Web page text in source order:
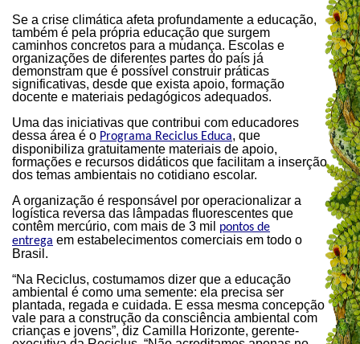
Se a crise climática afeta profundamente a educação,
também é pela própria educação que surgem
caminhos concretos para a mudança. Escolas e
organizações de diferentes partes do país já
demonstram que é possível construir práticas
significativas, desde que exista apoio, formação
docente e materiais pedagógicos adequados.
Uma das iniciativas que contribui com educadores
dessa área é o Programa Reciclus Educa, que
disponibiliza gratuitamente materiais de apoio,
formações e recursos didáticos que facilitam a inserção
dos temas ambientais no cotidiano escolar.
A organização é responsável por operacionalizar a
logística reversa das lâmpadas fluorescentes que
contêm mercúrio, com mais de 3 mil pontos de
entrega em estabelecimentos comerciais em todo o
Brasil.
“Na Reciclus, costumamos dizer que a educação
ambiental é como uma semente: ela precisa ser
plantada, regada e cuidada. E essa mesma concepção
vale para a construção da consciência ambiental com
crianças e jovens”, diz Camilla Horizonte, gerente-